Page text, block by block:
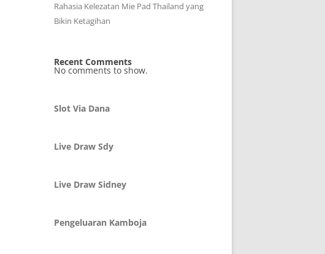
Rahasia Kelezatan Mie Pad Thailand yang
Bikin Ketagihan
Recent Comments
No comments to show.
Slot Via Dana
Live Draw Sdy
Live Draw Sidney
Pengeluaran Kamboja